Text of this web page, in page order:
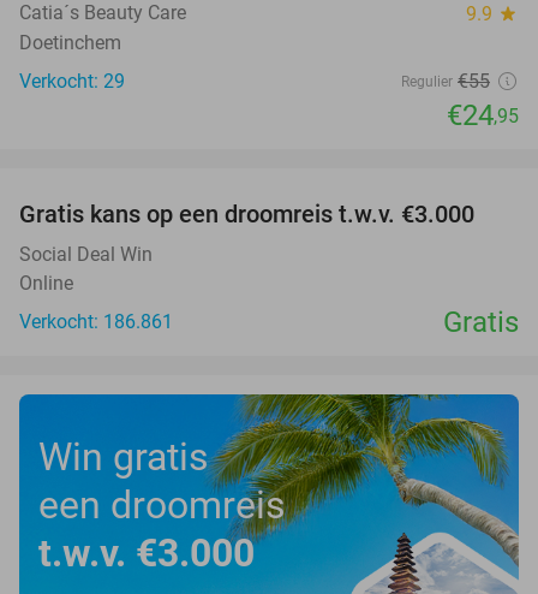
Catia´s Beauty Care 9.9 star
Doetinchem
Verkocht: 29
Regulier €55
€24,95
Gratis kans op een droomreis t.w.v. €3.000
Social Deal Win
Online
Verkocht: 186.861
Gratis
Win gratis
een droomreis
t.w.v. €3.000